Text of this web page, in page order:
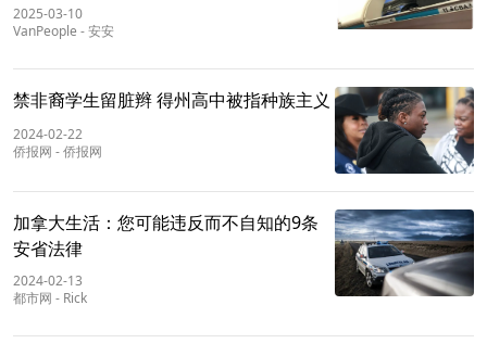
2025-03-10
VanPeople -安安
禁非裔学生留脏辫 得州高中被指种族主义
2024-02-22
侨报网 -侨报网
加拿大生活：您可能违反而不自知的9条
安省法律
2024-02-13
都市网 - Rick